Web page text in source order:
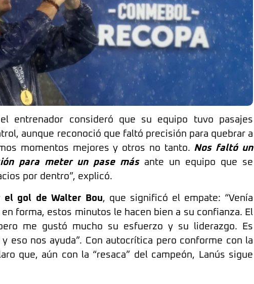
entrenador consideró que su equipo tuvo pasajes
aunque reconoció que faltó precisión para quebrar a
momentos mejores y otros no tanto. Nos faltó un
para meter un pase másante un equipo que se
por dentro”, explicó.
gol de Walter Bou, que significó el empate: “Venía
forma, estos minutos le hacen bien a su confianza. El
me gustó mucho su esfuerzo y su liderazgo. Es
eso nos ayuda”. Con autocrítica pero conforme con la
que, aún con la “resaca” del campeón, Lanús sigue